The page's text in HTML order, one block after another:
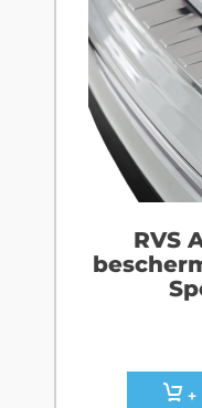
RVS
+